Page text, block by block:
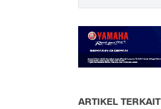
ARTIKEL TERKAIT